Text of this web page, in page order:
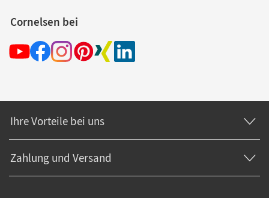
Cornelsen bei
Ihre Vorteile bei uns
Zahlung und Versand